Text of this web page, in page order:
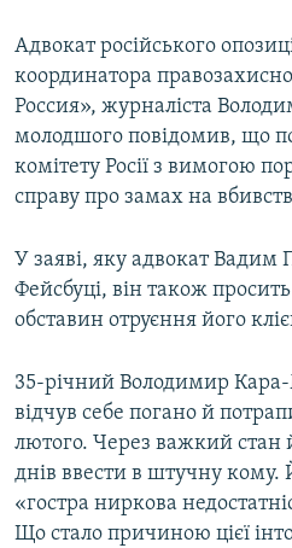
Усі сайти RFE/RL
Адвокат російського
координатора
Россия», журналіста
молодшого повідомив, що
комітету Росії з вимогою
справу про замах на
У заяві, яку адвокат Вадим
Фейсбуці, він також
обставин отруєння його
35-річний Володимир
відчув себе погано й
лютого. Через важкий стан
днів ввести в штучну кому.
«гостра ниркова
Що стало причиною цієї